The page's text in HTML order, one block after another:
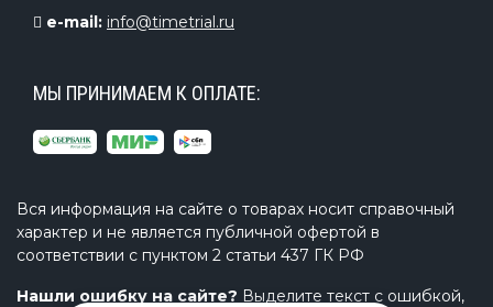
e-mail: info@timetrial.ru
МЫ ПРИНИМАЕМ К ОПЛАТЕ:
Вся информация на сайте о товарах носит справочный
характер и не является публичной офертой в
соответствии с пунктом 2 статьи 437 ГК РФ
Нашли ошибку на сайте? Выделите текст с ошибкой,